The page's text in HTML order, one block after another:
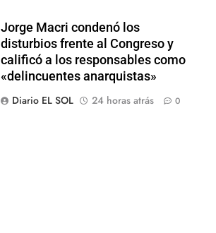
Jorge Macri condenó los
disturbios frente al Congreso y
calificó a los responsables como
«delincuentes anarquistas»
Diario EL SOL
24 horas atrás 0